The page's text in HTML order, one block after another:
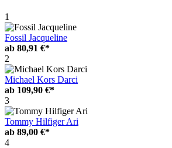
1
Fossil Jacqueline
ab 80,91 €*
2
Michael Kors Darci
ab 109,90 €*
3
Tommy Hilfiger Ari
ab 89,00 €*
4